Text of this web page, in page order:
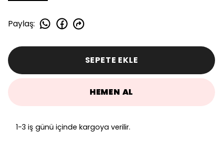
Paylaş:
SEPETE EKLE
HEMEN AL
1-3 iş günü içinde kargoya verilir.